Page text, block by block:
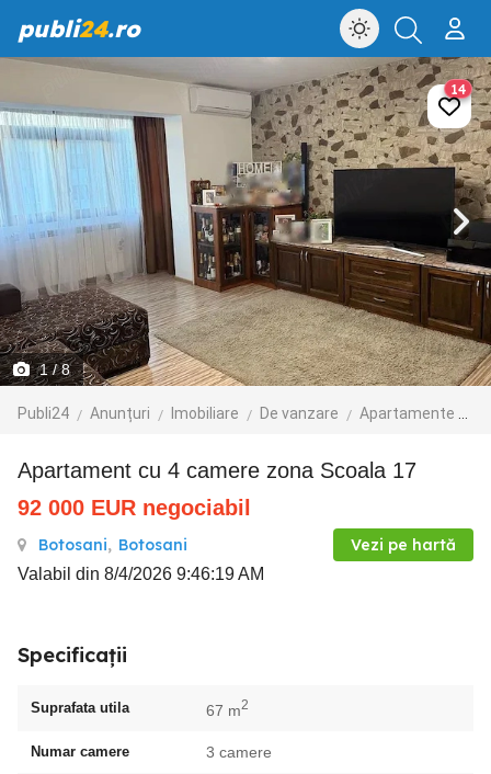
publi24.ro
1/ 8
Publi24 Anunțuri Imobiliare De vanzare Apartamente de vanzare
14
Apartament cu 4 camere zona Scoala 17
92 000 EUR negociabil
Botosani, Botosani Vezi pe hartă
Valabil din 8/4/2026 9:46:19 AM
Specificații
Suprafata utila 67 m2
Numar camere 3 camere